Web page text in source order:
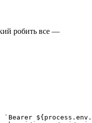
робить все —
`Bearer ${ process . env .